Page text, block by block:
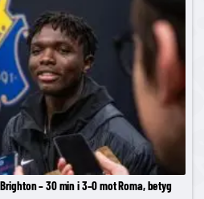
– 30 min i 3–0 mot Roma, betyg